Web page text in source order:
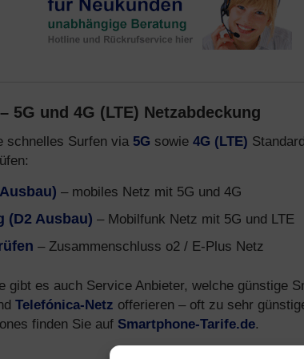
– 5G und 4G (LTE) Netzabdeckung
schnelles Surfen via 5G sowie 4G (LTE)
– mobiles Netz mit 5G und 4G
(D2 Ausbau) – Mobilfunk Netz mit 5G und LTE
– Zusammenschluss o2 / E-Plus Netz
gibt es auch Service Anbieter, welche günstige
Telefónica-Netz offerieren – oft zu sehr
finden Sie auf Smartphone-Tarife.de.